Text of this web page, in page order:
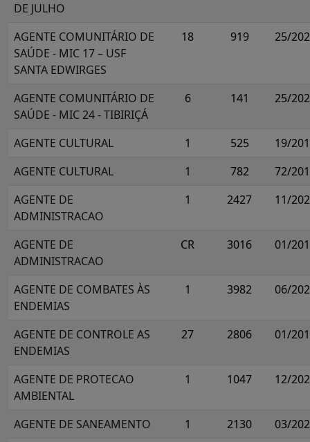
DE JULHO
AGENTE COMUNITÁRIO DE
SAÚDE - MIC 17 – USF
SANTA EDWIRGES
18 919 25/
AGENTE COMUNITÁRIO DE
SAÚDE - MIC 24 - TIBIRIÇÁ
6 141 25/
AGENTE CULTURAL 1 525
19/
AGENTE CULTURAL
1 782
72/
AGENTE DE
ADMINISTRACAO
1 2427 11/
AGENTE DE
ADMINISTRACAO
CR 3016 01/
AGENTE DE COMBATES ÀS
ENDEMIAS
1 3982 06/
AGENTE DE CONTROLE AS
ENDEMIAS
27 2806 01/
AGENTE DE PROTECAO
AMBIENTAL
1 1047 12/
AGENTE DE SANEAMENTO 1 2130 03/